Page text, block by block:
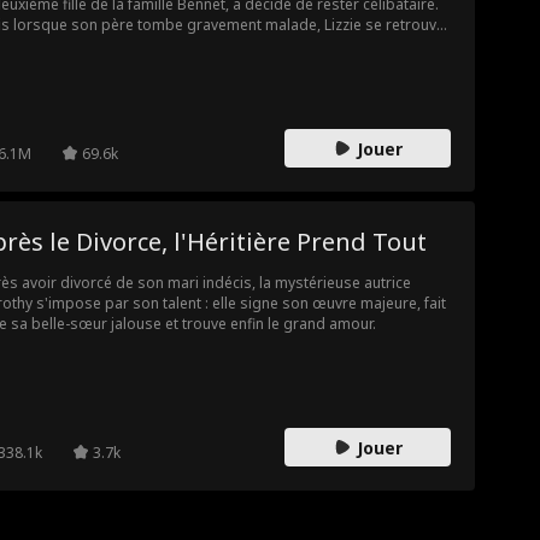
fille de la famille Bennet, a décidé de rester célibataire.
lorsque son père tombe gravement malade, Lizzie se retrouve
aller à un amour insensé. Une jeune fille pauvre pourra-t-elle
fondre le cœur d'un milliardaire glacial ?
6.1M 69.6k Jouer
le Divorce, l'Héritière Prend Tout
avoir divorcé de son mari indécis, la mystérieuse autrice
s'impose par son talent : elle signe son œuvre majeure, fait
sa belle-sœur jalouse et trouve enfin le grand amour.
3.7k Jouer